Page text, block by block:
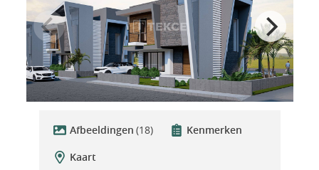
Afbeeldingen (18)
Kenmerken
Kaart